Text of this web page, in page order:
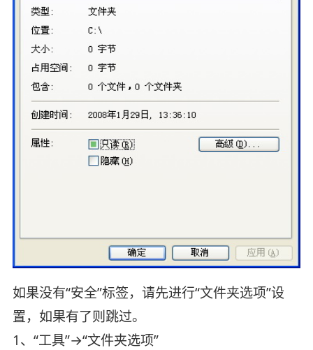
如果没有“安全”标签，请先进行“文件夹选项”设
置，如果有了则跳过。
1、“工具”→“文件夹选项”